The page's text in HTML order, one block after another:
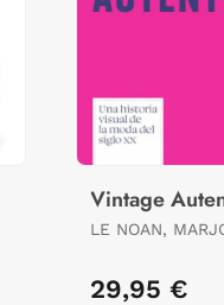
Vintage
LE NOAN,
29,95 €